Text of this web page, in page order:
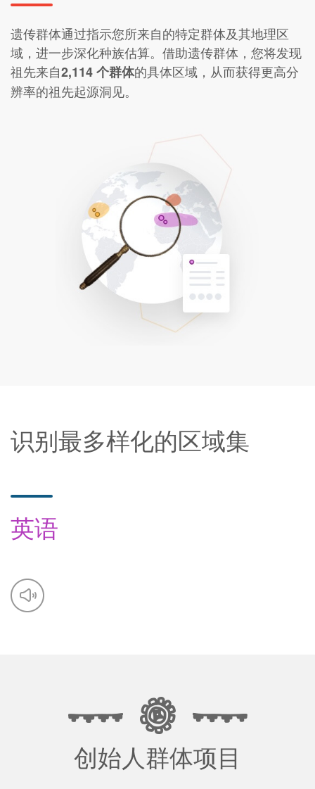
遗传群体通过指示您所来自的特定群体及其地理区
域，进一步深化种族估算。借助遗传群体，您将发现
祖先来自2,114 个群体的具体区域，从而获得更高分
辨率的祖先起源洞见。
识别最多样化的区域集
英语
创始人群体项目